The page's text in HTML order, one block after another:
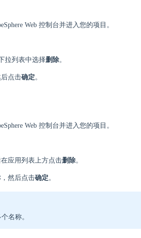
Web 控制台并进入您的项目。
拉列表中选择删除。
点击确定。
Web 控制台并进入您的项目。
应用列表上方点击删除。
然后点击确定。
名称。